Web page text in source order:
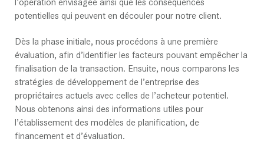
potentielles qui peuvent en découler pour notre client.
Dès la phase initiale, nous procédons à une première
évaluation, afin d’identifier les facteurs pouvant empêcher la
finalisation de la transaction. Ensuite, nous comparons les
stratégies de développement de l’entreprise des
propriétaires actuels avec celles de l’acheteur potentiel.
Nous obtenons ainsi des informations utiles pour
l’établissement des modèles de planification, de
financement et d’évaluation.